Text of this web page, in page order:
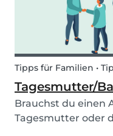
Tipps für Familien •
Tagesmutter/
Brauchst du einen
Tagesmutter oder